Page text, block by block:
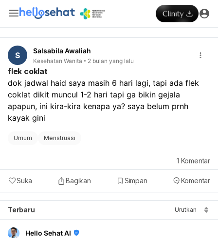
S Salsabila Awaliah
Kesehatan Wanita 2 bulan yang lalu
flek coklat
dok jadwal haid saya masih 6 hari lagi, tapi ada flek
coklat dikit muncul 1-2 hari tapi ga bikin gejala
apapun, ini kira-kira kenapa ya? saya belum prnh
kayak gini
Umum Menstruasi
Suka Bagikan Simpan Komentar
1 Komentar
Terbaru Urutkan
Hello Sehat AI